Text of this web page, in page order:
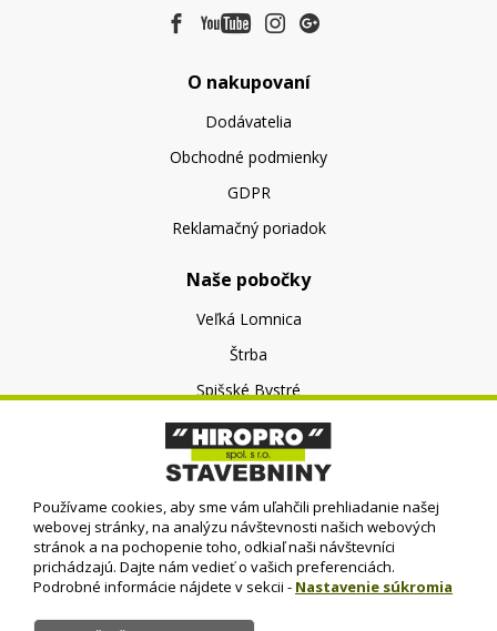
O nakupovaní
Dodávatelia
Obchodné podmienky
GDPR
Reklamačný poriadok
Naše pobočky
Veľká Lomnica
Štrba
Spišské Bystré
O nás
O spoločnosti
Kontakt
Používame cookies, aby sme vám uľahčili prehliadanie našej
webovej stránky, na analýzu návštevnosti našich webových
stránok a na pochopenie toho, odkiaľ naši návštevníci
prichádzajú. Dajte nám vedieť o vašich preferenciách.
Podrobné informácie nájdete v sekcii - Nastavenie súkromia